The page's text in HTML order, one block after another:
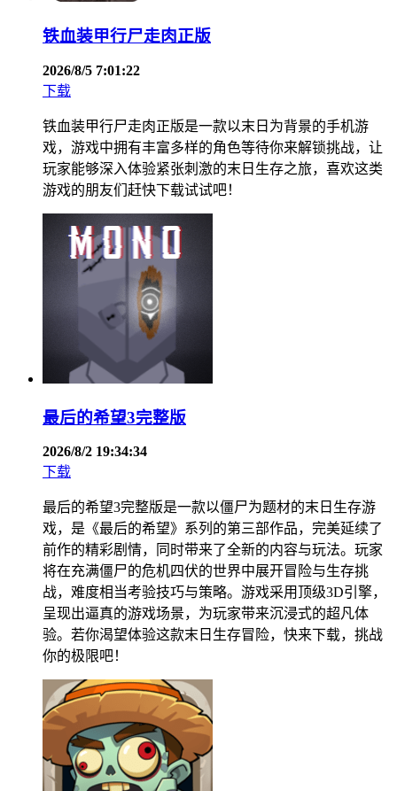
铁血装甲行尸走肉正版
2026/8/5 7:01:22
下载
铁血装甲行尸走肉正版是一款以末日为背景的手机游
戏，游戏中拥有丰富多样的角色等待你来解锁挑战，让
玩家能够深入体验紧张刺激的末日生存之旅，喜欢这类
游戏的朋友们赶快下载试试吧！
最后的希望3完整版
2026/8/2 19:34:34
下载
最后的希望3完整版是一款以僵尸为题材的末日生存游
戏，是《最后的希望》系列的第三部作品，完美延续了
前作的精彩剧情，同时带来了全新的内容与玩法。玩家
将在充满僵尸的危机四伏的世界中展开冒险与生存挑
战，难度相当考验技巧与策略。游戏采用顶级3D引擎，
呈现出逼真的游戏场景，为玩家带来沉浸式的超凡体
验。若你渴望体验这款末日生存冒险，快来下载，挑战
你的极限吧！